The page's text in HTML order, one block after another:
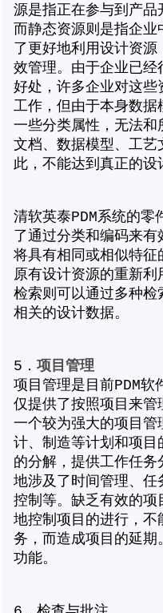
源是指正在参与到产品
而静态资源则是指企
了更好地利用设计资
效管理。由于企业已
好处，许多企业对这
工作，但由于本身数
一些分类属性，无法
文档、数据模型、工艺
此，不能达到真正的设
清软英泰PDM系统的
了通过分类和编码来
将具有相同或相似特
原有设计资源的重新
检索则可以通过多种
相关的设计数据。
5． 项目管理
项目管理是目前PDM
仅提供了按照项目来
一个较为强大的项目
计、制造等计划和项
的分解，提供工作任
地涉及了时间管理、
控制等。缺乏有效的
地控制项目的进行，
务，而造成项目的延
功能。